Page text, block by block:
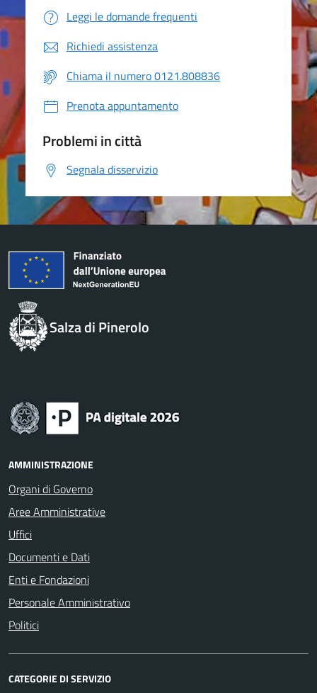
Leggi le domande frequenti
Richiedi assistenza
Chiama il numero 0121.808836
Prenota appuntamento
Problemi in città
Segnala disservizio
Salza di Pinerolo
AMMINISTRAZIONE
Organi di Governo
Aree Amministrative
Uffici
Documenti e Dati
Enti e Fondazioni
Personale Amministrativo
Politici
CATEGORIE DI SERVIZIO